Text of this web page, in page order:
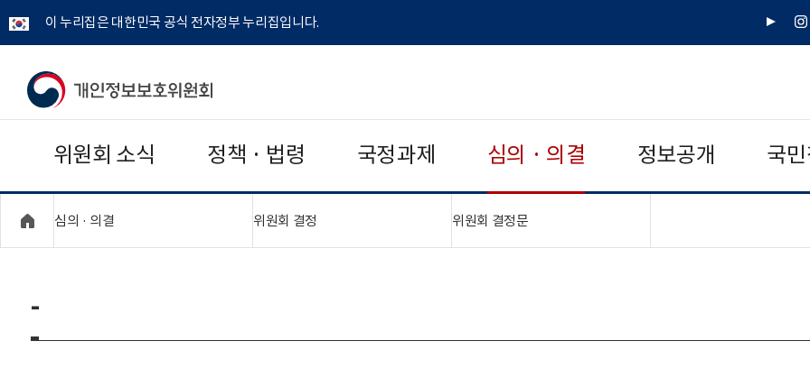
이 누리집은 대한민국 공식 전자정부 누리집입니다.
유
인
개
보
보
위
위원회 소식 정책 · 법령 국정과제 심의 · 의결 정보공개 국
심의 · 의결 위원회 결정 위원회 결정문"접기,펼치기"
-